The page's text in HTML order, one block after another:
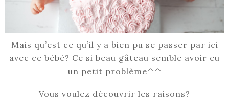
Mais qu’est ce qu’il y a bien pu se passer par ici
avec ce bébé? Ce si beau gâteau semble avoir eu
un petit problème^^
Vous voulez découvrir les raisons?